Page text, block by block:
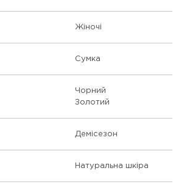
Жіночі
Сумка
Чорний
Золотий
Демісезон
Натуральна шкіра